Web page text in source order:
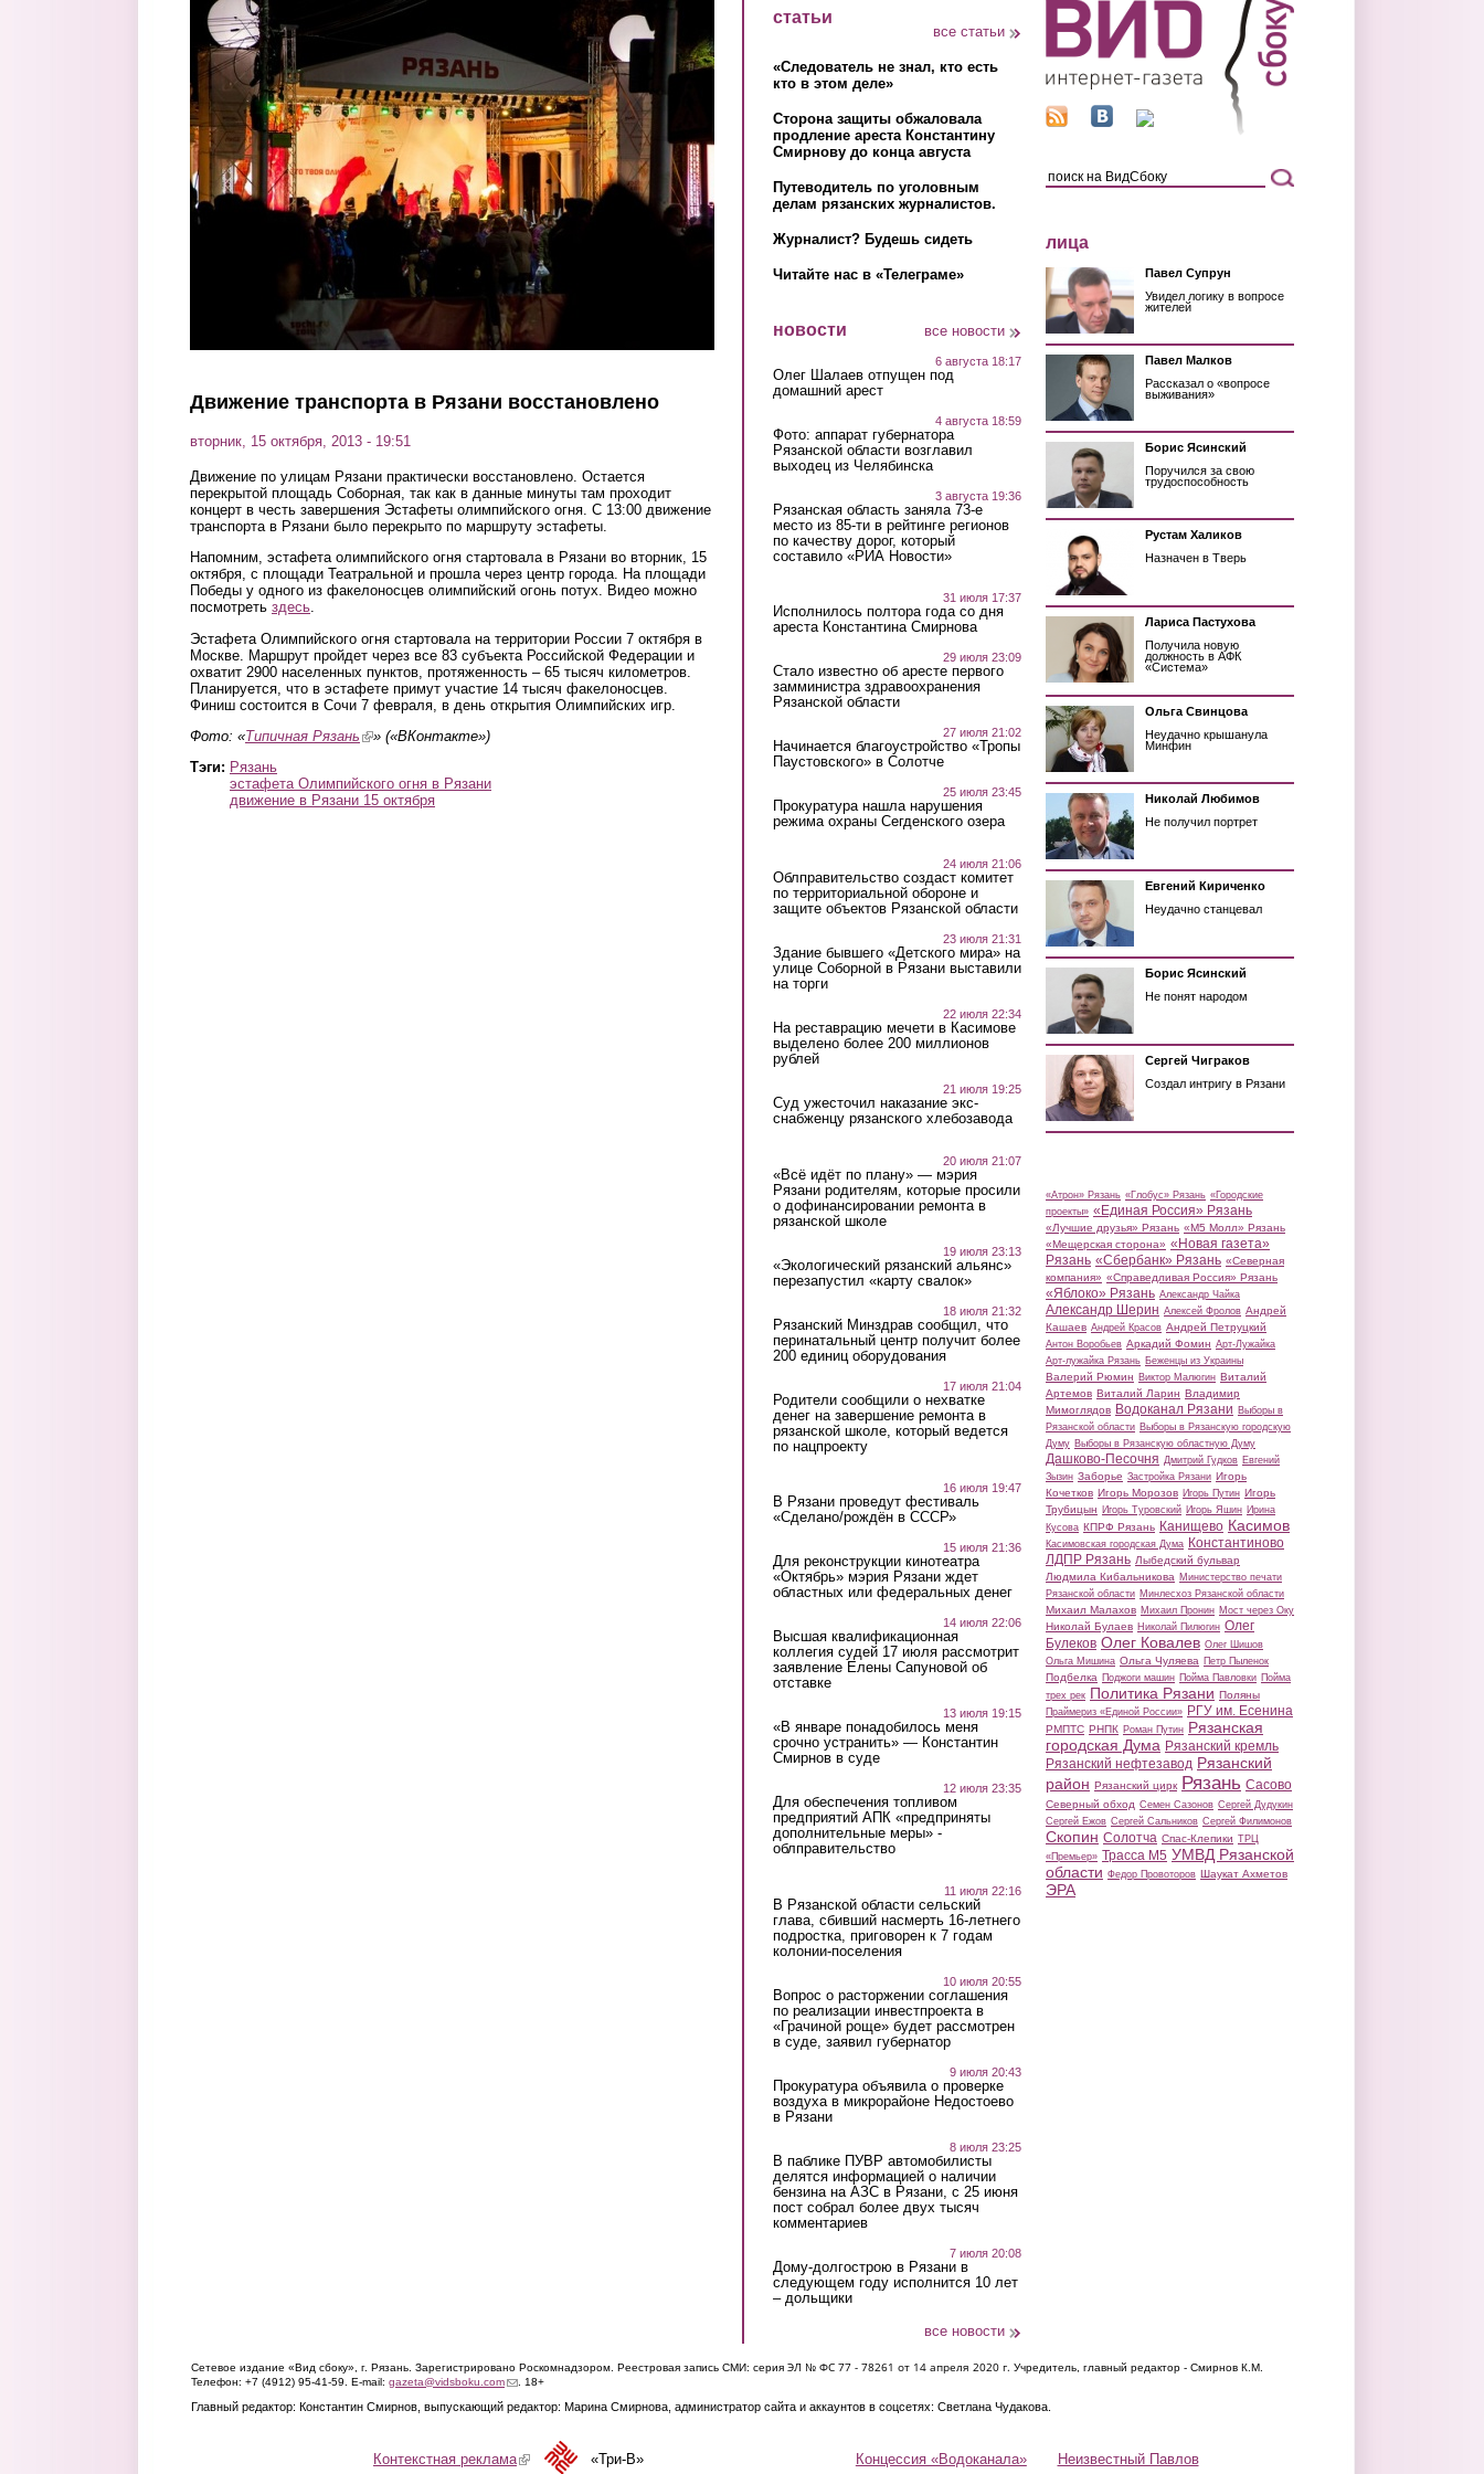
Перейти к основному содержанию
Движение транспорта в Рязани восстановлено
вторник, 15 октября, 2013 - 19:51
Движение по улицам Рязани практически восстановлено. Остается
перекрытой площадь Соборная, так как в данные минуты там проходит
концерт в честь завершения Эстафеты олимпийского огня. С 13:00 движение
транспорта в Рязани было перекрыто по маршруту эстафеты.
Напомним, эстафета олимпийского огня стартовала в Рязани во вторник, 15
октября, с площади Театральной и прошла через центр города. На площади
Победы у одного из факелоносцев олимпийский огонь потух. Видео можно
посмотреть здесь.
Эстафета Олимпийского огня стартовала на территории России 7 октября в
Москве. Маршрут пройдет через все 83 субъекта Российской Федерации и
охватит 2900 населенных пунктов, протяженность – 65 тысяч километров.
Планируется, что в эстафете примут участие 14 тысяч факелоносцев.
Финиш состоится в Сочи 7 февраля, в день открытия Олимпийских игр.
Фото: «Типичная Рязань (link is external)
» («ВКонтакте»)
Тэги: Рязань
эстафета Олимпийского огня в Рязани
движение в Рязани 15 октября
статьи
все статьи
«Следователь не знал, кто есть
кто в этом деле»
Сторона защиты обжаловала
продление ареста Константину
Смирнову до конца августа
Путеводитель по уголовным
делам рязанских журналистов.
Журналист? Будешь сидеть
Читайте нас в «Телеграме»
новости все новости
6 августа 18:17
Олег Шалаев отпущен под
домашний арест
4 августа 18:59
Фото: аппарат губернатора
Рязанской области возглавил
выходец из Челябинска
3 августа 19:36
Рязанская область заняла 73-е
место из 85-ти в рейтинге регионов
по качеству дорог, который
составило «РИА Новости»
31 июля 17:37
Исполнилось полтора года со дня
ареста Константина Смирнова
29 июля 23:09
Стало известно об аресте первого
замминистра здравоохранения
Рязанской области
27 июля 21:02
Начинается благоустройство «Тропы
Паустовского» в Солотче
25 июля 23:45
Прокуратура нашла нарушения
режима охраны Сегденского озера
24 июля 21:06
Облправительство создаст комитет
по территориальной обороне и
защите объектов Рязанской области
23 июля 21:31
Здание бывшего «Детского мира» на
улице Соборной в Рязани выставили
на торги
22 июля 22:34
На реставрацию мечети в Касимове
выделено более 200 миллионов
рублей
21 июля 19:25
Суд ужесточил наказание экс-
снабженцу рязанского хлебозавода
20 июля 21:07
«Всё идёт по плану» — мэрия
Рязани родителям, которые просили
о дофинансировании ремонта в
рязанской школе
19 июля 23:13
«Экологический рязанский альянс»
перезапустил «карту свалок»
18 июля 21:32
Рязанский Минздрав сообщил, что
перинатальный центр получит более
200 единиц оборудования
17 июля 21:04
Родители сообщили о нехватке
денег на завершение ремонта в
рязанской школе, который ведется
по нацпроекту
16 июля 19:47
В Рязани проведут фестиваль
«Сделано/рождён в СССР»
15 июля 21:36
Для реконструкции кинотеатра
«Октябрь» мэрия Рязани ждет
областных или федеральных денег
14 июля 22:06
Высшая квалификационная
коллегия судей 17 июля рассмотрит
заявление Елены Сапуновой об
отставке
13 июля 19:15
«В январе понадобилось меня
срочно устранить» — Константин
Смирнов в суде
12 июля 23:35
Для обеспечения топливом
предприятий АПК «предприняты
дополнительные меры» -
облправительство
11 июля 22:16
В Рязанской области сельский
глава, сбивший насмерть 16-летнего
подростка, приговорен к 7 годам
колонии-поселения
10 июля 20:55
Вопрос о расторжении соглашения
по реализации инвестпроекта в
«Грачиной роще» будет рассмотрен
в суде, заявил губернатор
9 июля 20:43
Прокуратура объявила о проверке
воздуха в микрорайоне Недостоево
в Рязани
8 июля 23:25
В паблике ПУВР автомобилисты
делятся информацией о наличии
бензина на АЗС в Рязани, с 25 июня
пост собрал более двух тысяч
комментариев
7 июля 20:08
Дому-долгострою в Рязани в
следующем году исполнится 10 лет
– дольщики
все новости
лица
Павел Супрун
Увидел логику в вопросе
жителей
Павел Малков
Рассказал о «вопросе
выживания»
Борис Ясинский
Поручился за свою
трудоспособность
Рустам Халиков
Назначен в Тверь
Лариса Пастухова
Получила новую
должность в АФК
«Система»
Ольга Свинцова
Неудачно крышанула
Минфин
Николай Любимов
Не получил портрет
Евгений Кириченко
Неудачно станцевал
Борис Ясинский
Не понят народом
Сергей Чиграков
Создал интригу в Рязани
«Атрон» Рязань «Глобус» Рязань «Городские
проекты» «Единая Россия» Рязань
«Лучшие друзья» Рязань «М5 Молл» Рязань
«Мещерская сторона» «Новая газета»
Рязань «Сбербанк» Рязань «Северная
компания» «Справедливая Россия» Рязань
«Яблоко» Рязань Александр Чайка
Александр Шерин Алексей Фролов Андрей
Кашаев Андрей Красов Андрей Петруцкий
Антон Воробьев Аркадий Фомин Арт-Лужайка
Арт-лужайка Рязань Беженцы из Украины
Валерий Рюмин Виктор Малюгин Виталий
Артемов Виталий Ларин Владимир
Мимоглядов Водоканал Рязани Выборы в
Рязанской области Выборы в Рязанскую городскую
Думу Выборы в Рязанскую областную Думу
Дашково-Песочня Дмитрий Гудков Евгений
Зызин Заборье Застройка Рязани Игорь
Кочетков Игорь Морозов Игорь Путин Игорь
Трубицын Игорь Туровский Игорь Яшин Ирина
Кусова КПРФ Рязань Канищево Касимов
Касимовская городская Дума Константиново
ЛДПР Рязань Лыбедский бульвар
Людмила Кибальникова Министерство печати
Рязанской области Минлесхоз Рязанской области
Михаил Малахов Михаил Пронин Мост через Оку
Николай Булаев Николай Пилюгин Олег
Булеков Олег Ковалев Олег Шишов
Ольга Мишина Ольга Чуляева Петр Пыленок
Подбелка Поджоги машин Пойма Павловки Пойма
трех рек Политика Рязани Поляны
Праймериз «Единой России» РГУ им. Есенина
РМПТС РНПК Роман Путин Рязанская
городская Дума Рязанский кремль
Рязанский нефтезавод Рязанский
район Рязанский цирк Рязань Сасово
Северный обход Семен Сазонов Сергей Дудукин
Сергей Ежов Сергей Сальников Сергей Филимонов
Скопин Солотча Спас-Клепики ТРЦ
«Премьер» Трасса М5 УМВД Рязанской
области Федор Провоторов Шаукат Ахметов
ЭРА
Сетевое издание «Вид сбоку», г. Рязань. Зарегистрировано Роскомнадзором. Реестровая запись СМИ: серия ЭЛ № ФС 77 - 78261 от 14 апреля 2020 г. Учредитель, главный редактор - Смирнов К.М.
Телефон: +7 (4912) 95-41-59. E-mail: gazeta@vidsboku.com(link sends e-mail)
. 18+
Главный редактор: Константин Смирнов, выпускающий редактор: Марина Смирнова, администратор сайта и аккаунтов в соцсетях: Светлана Чудакова.
Концессия «Водоканала» Неизвестный Павлов
Контекстная реклама(link is external)«Три-В»